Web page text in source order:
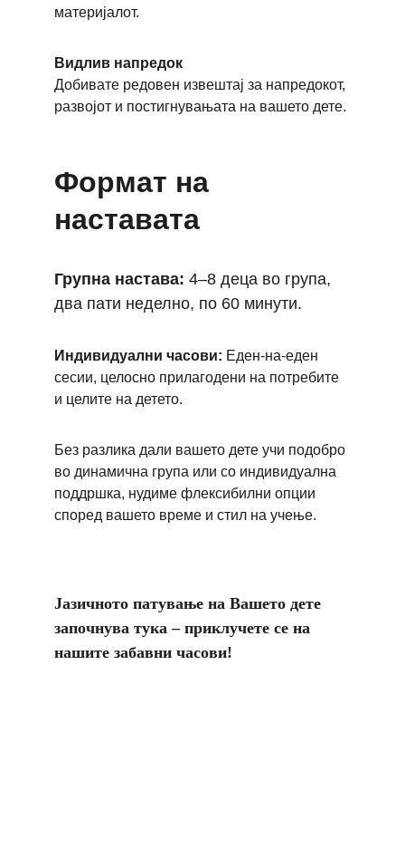
материјалот.
Видлив напредок
Добивате редовен извештај за напредокот,
развојот и постигнувањата на вашето дете.
Формат на
наставата
Групна настава: 4–8 деца во група,
два пати неделно, по 60 минути.
Индивидуални часови: Еден-на-еден
сесии, целосно прилагодени на потребите
и целите на детето.
Без разлика дали вашето дете учи подобро
во динамична група или со индивидуална
поддршка, нудиме флексибилни опции
според вашето време и стил на учење.
Јазичното патување на Вашето дете
започнува тука – приклучете се на
нашите забавни часови!